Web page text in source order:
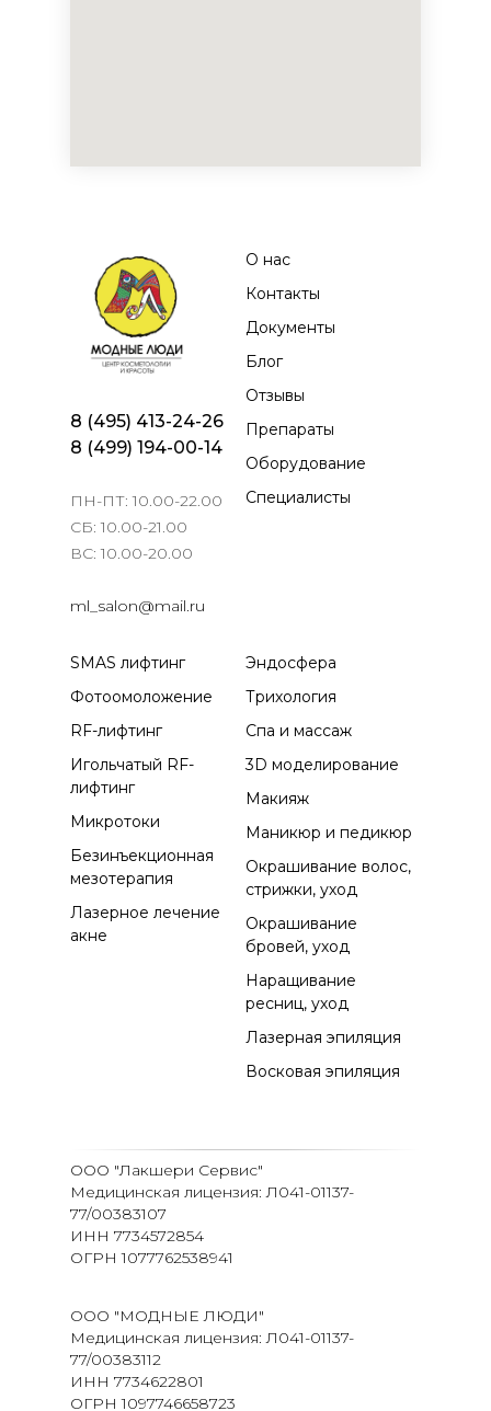
8 (495) 413-24-26
8 (499) 194-00-14
ПН-ПТ: 10.00-22.00
СБ: 10.00-21.00
ВС: 10.00-20.00
ml_salon@mail.ru
О нас
Контакты
Документы
Блог
Отзывы
Препараты
Оборудование
Специалисты
SMAS лифтинг
Фотоомоложение
RF-лифтинг
Игольчатый RF-
лифтинг
Микротоки
Безинъекционная
мезотерапия
Лазерное лечение
акне
Эндосфера
Трихология
Спа и массаж
3D моделирование
Макияж
Маникюр и педикюр
Окрашивание волос,
стрижки, уход
Окрашивание
бровей, уход
Наращивание
ресниц, уход
Лазерная эпиляция
Восковая эпиляция
ООО "Лакшери Сервис"
Медицинская лицензия: Л041-01137-
77/00383107
ИНН 7734572854
ОГРН 1077762538941
ООО "МОДНЫЕ ЛЮДИ"
Медицинская лицензия: Л041-01137-
77/00383112
ИНН 7734622801
ОГРН 1097746658723